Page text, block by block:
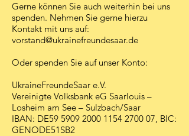
Gerne können Sie auch weiterhin bei uns
spenden. Nehmen Sie gerne hierzu
Kontakt mit uns auf:
vorstand@ukrainefreundesaar.de
Oder spenden Sie auf unser Konto:
UkraineFreundeSaar e.V.
Vereinigte Volksbank eG Saarlouis –
Losheim am See – Sulzbach/Saar
IBAN: DE59 5909 2000 1154 2700 07, BIC:
GENODE51SB2